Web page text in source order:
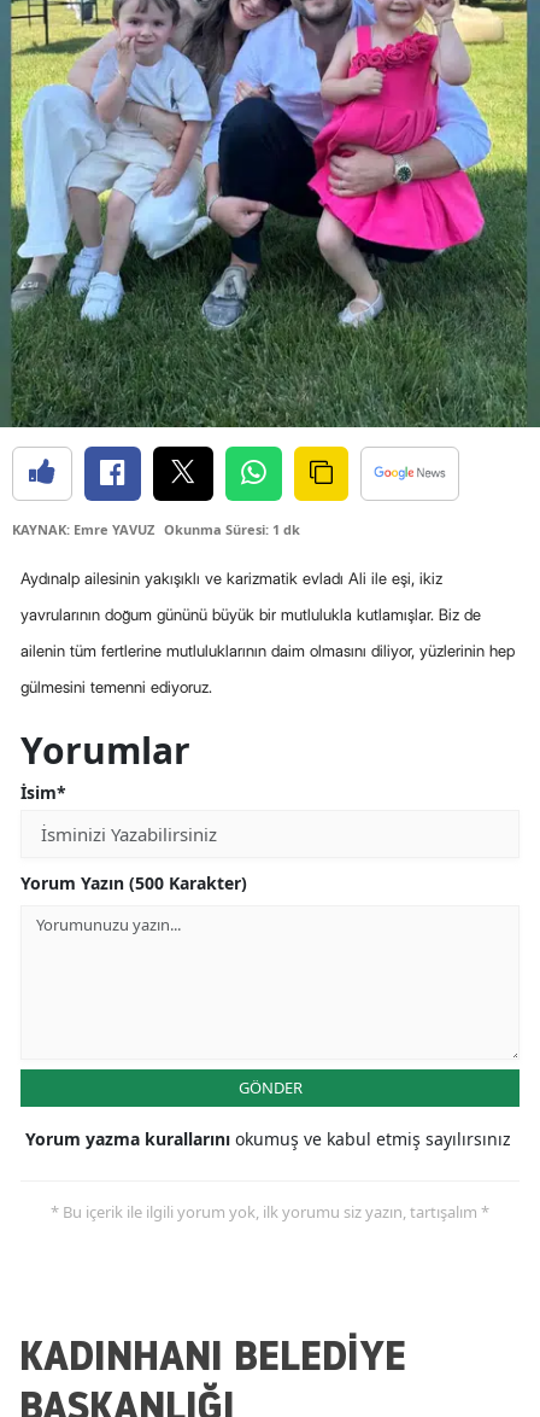
Burdur
Bursa
Çanakkale
Çankırı
Çorum
Denizli
Diyarbakır
Edirne
Elazığ
Erzincan
Gaziantep
Giresun
Kastamonu
Kayseri
Kırklareli
Konya
KAYNAK: Emre YAVUZ Okunma Süresi: 1 dk
Aydınalp ailesinin yakışıklı ve karizmatik evladı Ali ile eşi, ikiz
yavrularının doğum gününü büyük bir mutlulukla kutlamışlar. Biz de
ailenin tüm fertlerine mutluluklarının daim olmasını diliyor, yüzlerinin hep
gülmesini temenni ediyoruz.
Yorumlar
İsim*
Yorum Yazın (500 Karakter)
GÖNDER
Yorum yazma kurallarını okumuş ve kabul etmiş sayılırsınız
* Bu içerik ile ilgili yorum yok, ilk yorumu siz yazın, tartışalım *
KADINHANI BELEDİYE
BAŞKANLIĞI